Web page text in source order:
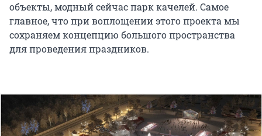
объекты, модный сейчас парк качелей. Самое
главное, что при воплощении этого проекта мы
сохраняем концепцию большого пространства
для проведения праздников.